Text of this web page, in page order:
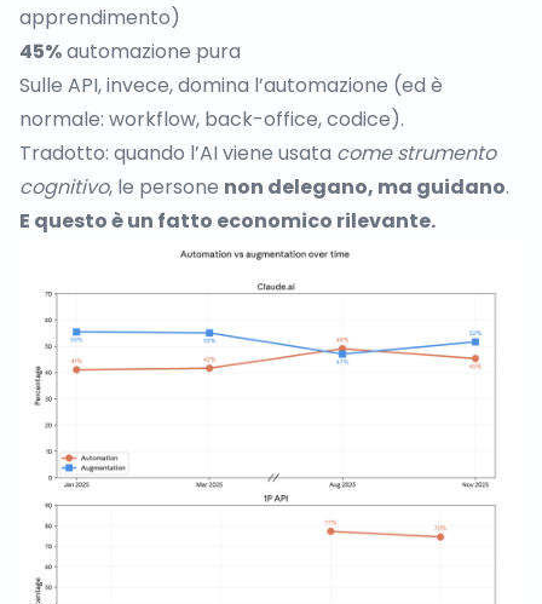
apprendimento)
45%automazione pura
Sulle API, invece, domina l’automazione (ed è
normale: workflow, back-office, codice).
Tradotto: quando l’AI viene usata come strumento
cognitivo, le persone non delegano, ma guidano.
E questo è un fatto economico rilevante.